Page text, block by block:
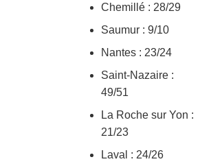
Chemillé : 28/29
Saumur : 9/10
Nantes : 23/24
Saint-Nazaire :
49/51
La Roche sur Yon :
21/23
Laval : 24/26